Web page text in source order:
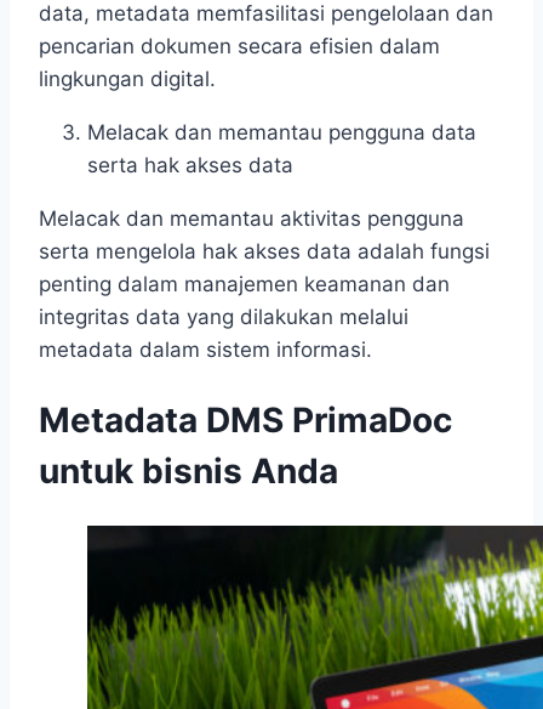
data, metadata memfasilitasi pengelolaan dan
pencarian dokumen secara efisien dalam
lingkungan digital.
Melacak dan memantau pengguna data
serta hak akses data
Melacak dan memantau aktivitas pengguna
serta mengelola hak akses data adalah fungsi
penting dalam manajemen keamanan dan
integritas data yang dilakukan melalui
metadata dalam sistem informasi.
Metadata DMS PrimaDoc
untuk bisnis Anda